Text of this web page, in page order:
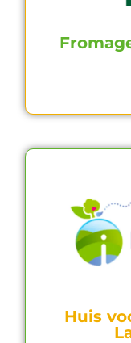
Huis